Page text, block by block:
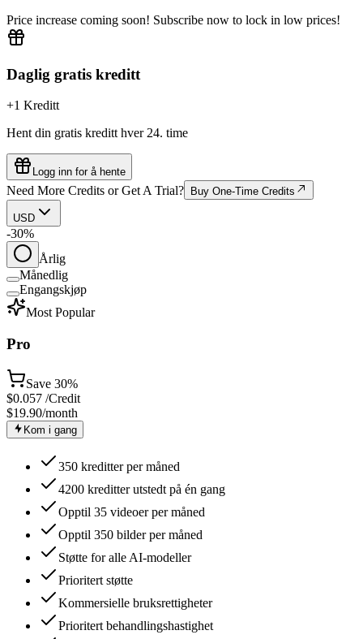
Price increase coming soon! Subscribe now to lock in low prices!
Daglig gratis kreditt
+1 Kreditt
Hent din gratis kreditt hver 24. time
Logg inn for å hente
Need More Credits or Get A Trial? Buy One-Time Credits
USD
-30%
Årlig
Månedlig
Engangskjøp
Most Popular
Pro
Save 30%
$0.057 /Credit
$19.90/month
Kom i gang
350 kreditter per måned
4200 kreditter utstedt på én gang
Opptil 35 videoer per måned
Opptil 350 bilder per måned
Støtte for alle AI-modeller
Prioritert støtte
Kommersielle bruksrettigheter
Prioritert behandlingshastighet